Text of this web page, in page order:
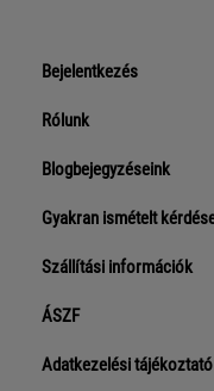
Bejelentkezés
Rólunk
Blogbejegyzéseink
Gyakran ismételt
Szállítási információk
ÁSZF
Adatkezelési tájékoztató